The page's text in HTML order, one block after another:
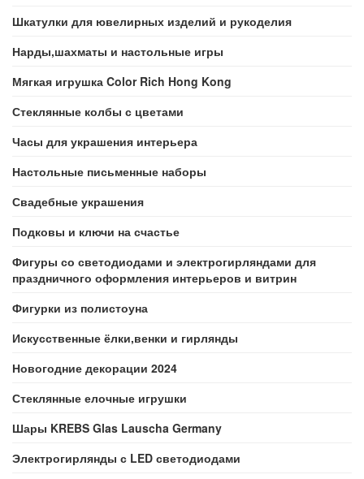
Шкатулки для ювелирных изделий и рукоделия
Нарды,шахматы и настольные игры
Мягкая игрушка Color Rich Hong Kong
Стеклянные колбы с цветами
Часы для украшения интерьера
Настольные письменные наборы
Свадебные украшения
Подковы и ключи на счастье
Фигуры со светодиодами и электрогирляндами для
праздничного оформления интерьеров и витрин
Фигурки из полистоуна
Искусственные ёлки,венки и гирлянды
Новогодние декорации 2024
Стеклянные елочные игрушки
Шары KREBS Glas Lauscha Germany
Электрогирлянды с LED светодиодами